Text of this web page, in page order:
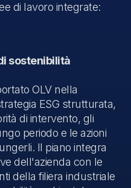
di lavoro integrate:
sostenibilità
OLV nella
ESG strutturata,
di intervento, gli
periodo e le azioni
Il piano integra
dell'azienda con le
della filiera industriale